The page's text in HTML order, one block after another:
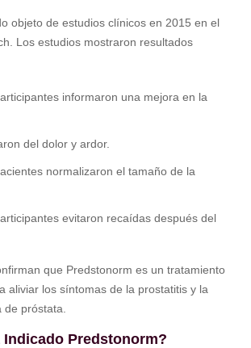
objeto de estudios clínicos en 2015 en el
Los estudios mostraron resultados
informaron una mejora en la
del dolor y ardor.
normalizaron el tamaño de la
evitaron recaídas después del
que Predstonorm es un tratamiento
aliviar los síntomas de la prostatitis y la
próstata.
Indicado Predstonorm?